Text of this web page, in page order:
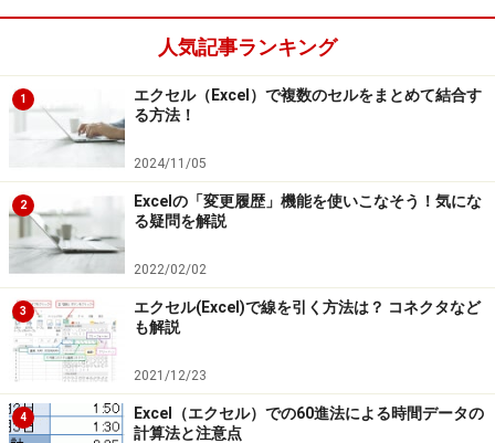
人気記事ランキング
1
エクセル（Excel）で複数のセルをまとめて結合す
る方法！
2024/11/05
2
Excelの「変更履歴」機能を使いこなそう！気にな
る疑問を解説
2022/02/02
3
エクセル(Excel)で線を引く方法は？ コネクタなど
も解説
2021/12/23
4
Excel（エクセル）での60進法による時間データの
計算法と注意点